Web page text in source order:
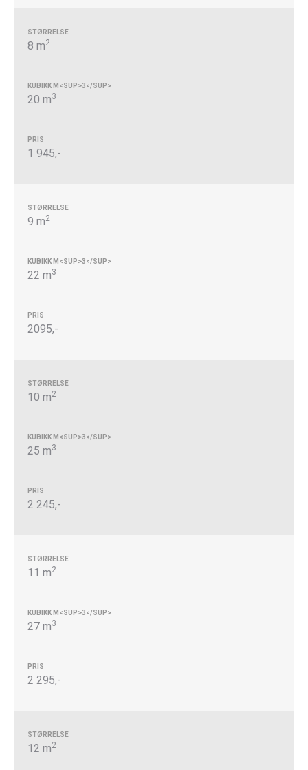
8 m2
20 m3
1 945,-
9 m2
22 m3
2095,-
10 m2
25 m3
2 245,-
11 m2
27 m3
2 295,-
12 m2